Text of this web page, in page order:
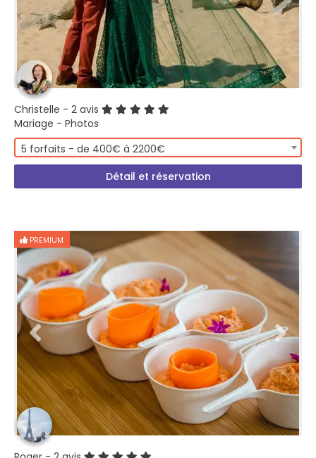
Christelle - 2 avis
Mariage - Photos
5 forfaits - de 400€ à 2200€
Détail et réservation
PREMIUM